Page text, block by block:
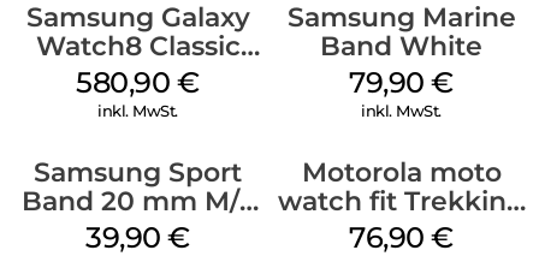
Samsung Galaxy
Watch8 Classic
Black
580,90€
inkl. MwSt.
Samsung Marine
Band White
79,90€
inkl. MwSt.
Samsung Sport
Band 20 mm M/L
Galaxy Watch4
39,90€
Motorola moto
watch fit Trekking
Green
76,90€